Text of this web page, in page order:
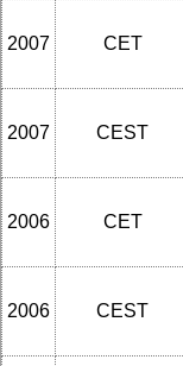
2007 CET
2007 CEST
2006 CET
2006 CEST